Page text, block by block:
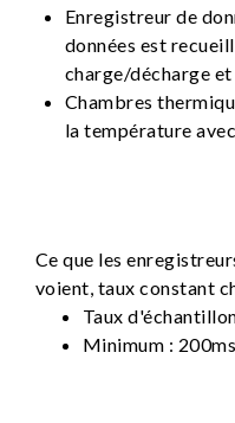
Enregistreur de
données est
charge/décharge
Chambres
la température
Ce que les
voient, taux constant
Taux
Minimum : 200ms